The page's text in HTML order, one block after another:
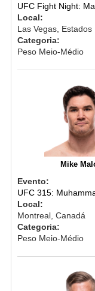
UFC Fight Night:
Local:
Las Vegas, Estados
Categoria:
Peso Meio-Médio
Mike
Evento:
UFC 315:
Local:
Montreal, Canadá
Categoria:
Peso Meio-Médio